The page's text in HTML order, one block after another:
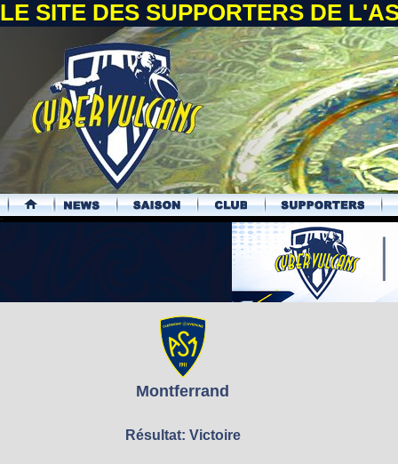
LE SITE DES SUPPORTERS DE
.
Montferrand
Résultat: Victoire